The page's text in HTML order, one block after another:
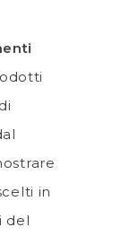
in
del